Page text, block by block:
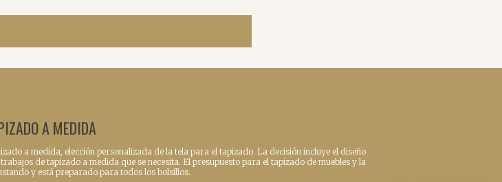
A MEDIDA
a medida, elección personalizada de la tela para el tapizado. La decisión incluye el diseño
de tapizado a medida que se necesita. El presupuesto para el tapizado de muebles y la
y está preparado para todos los bolsillos.